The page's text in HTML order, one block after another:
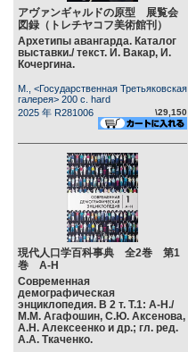
アヴァンギャルドの原型 展覧会
図録（トレチヤコフ美術館刊）
Архетипы авангарда. Каталог
выставки./ текст. И. Вакар, И.
Кочергина.
М., <Государственная Третьяковская
галерея> 200 c. hard
2025 年 R281006
\29,150
現代人口学百科事典 全2巻 第1
巻 А-Н
Современная
демографическая
энциклопедия. В 2 т. Т.1: А-Н./
М.М. Агафошин, С.Ю. Аксенова,
А.Н. Алексеенко и др.; гл. ред.
А.А. Ткаченко.